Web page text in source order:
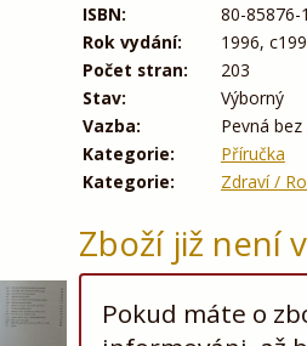
ISBN:
80-85876-
Rok vydání:
1996,
Počet stran:
203
Stav:
Výborný
Vazba:
Pevná
Kategorie:
Příručka
Kategorie:
Zdraví /
Zboží již není
Pokud máte o